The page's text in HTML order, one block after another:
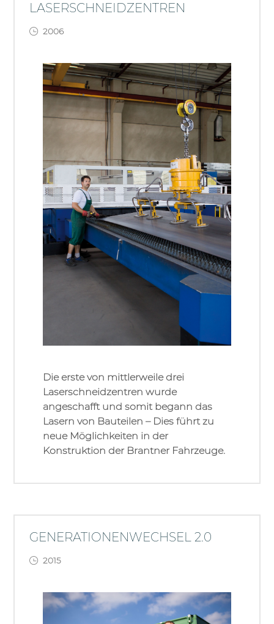
LASERSCHNEIDZENTREN
2006
Die erste von mittlerweile drei
Laserschneidzentren wurde
angeschafft und somit begann das
Lasern von Bauteilen – Dies führt zu
neue Möglichkeiten in der
Konstruktion der Brantner Fahrzeuge.
GENERATIONENWECHSEL 2.0
2015